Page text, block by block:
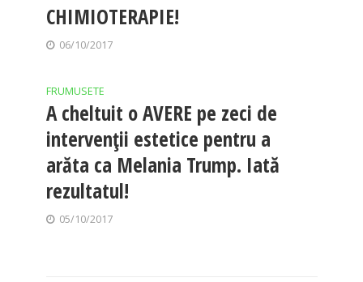
CHIMIOTERAPIE!
06/10/2017
FRUMUSETE
A cheltuit o AVERE pe zeci de
intervenţii estetice pentru a
arăta ca Melania Trump. Iată
rezultatul!
05/10/2017